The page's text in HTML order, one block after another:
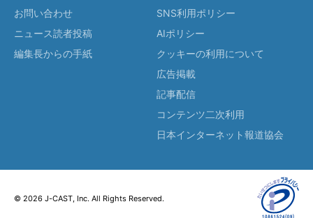
お問い合わせ
ニュース読者投稿
編集長からの手紙
SNS利用ポリシー
AIポリシー
クッキーの利用について
広告掲載
記事配信
コンテンツ二次利用
日本インターネット報道協会
© 2026 J-CAST, Inc. All Rights Reserved.